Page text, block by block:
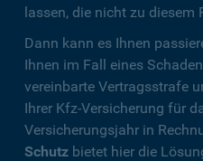
lassen, die nicht zu diesem
Dann kann es Ihnen
Ihnen im Fall eines
vereinbarte Vertragsstrafe
Ihrer Kfz-Versicherung für
Versicherungsjahr in
Schutz bietet hier die